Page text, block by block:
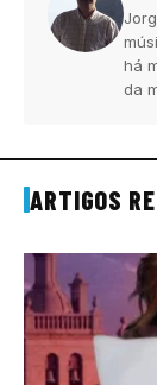
há
da
ARTIGOS